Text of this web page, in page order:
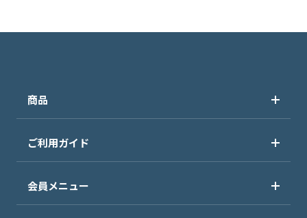
商品
ご利用ガイド
会員メニュー